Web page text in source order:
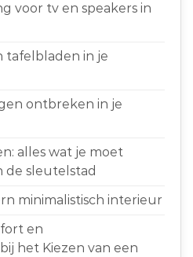
voor tv en speakers in
tafelbladen in je
ontbreken in je
alles wat je moet
de sleutelstad
minimalistisch interieur
en
het Kiezen van een